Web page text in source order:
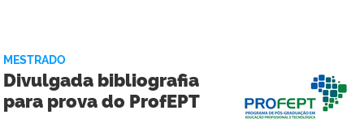
MESTRADO
Divulgada bibliografia
para prova do ProfEPT